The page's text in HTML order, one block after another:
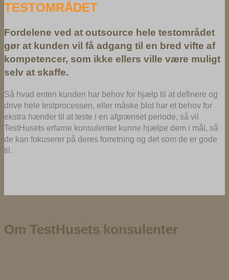
TESTOMRÅDET
Fordelene ved at outsource hele testområdet
gør at kunden vil få adgang til en bred vifte af
kompetencer, som ikke ellers ville være muligt
selv at skaffe.
Så hvad enten kunden har behov for hjælp til at definere og
drive hele testprocessen, eller måske blot har et behov for
ekstra hænder til at teste i en afgrænset periode, så vil
TestHusets erfarne konsulenter kunne hjælpe dem i mål, så
de kan fokuserer på deres forretning og det som de er gode
til.
Om TestHusets konsulenter